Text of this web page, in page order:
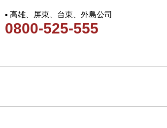
▪ 高雄、屏東、台東、外島公司
0800-525-555